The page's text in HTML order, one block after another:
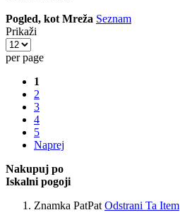
Pogled, kot Mreža Seznam
Prikaži
per page
1
2
3
4
5
Naprej
Nakupuj po
Iskalni pogoji
Znamka PatPat Odstrani Ta Item